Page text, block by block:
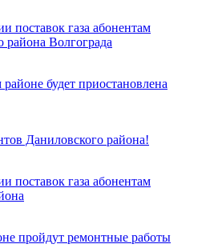
поставок газа абонентам
района Волгограда
будет приостановлена
Даниловского района!
поставок газа абонентам
пройдут ремонтные работы